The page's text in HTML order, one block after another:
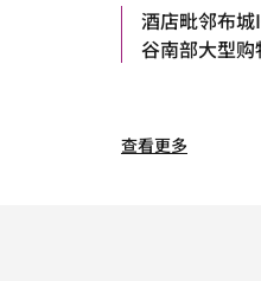
酒店毗邻布
谷南部大型购
查看更多